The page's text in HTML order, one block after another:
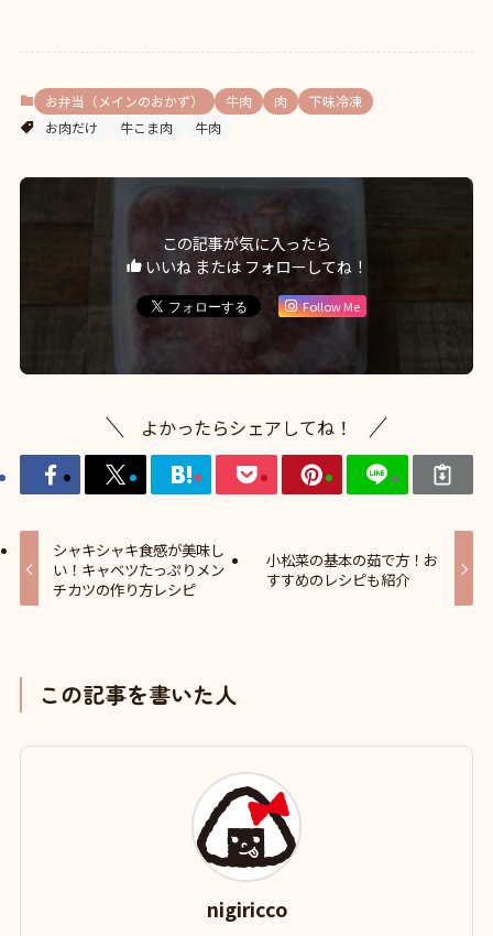
お弁当（メインのおかず） 牛肉 肉
下味冷凍
お肉だけ
牛こま肉 牛肉
この記事が気に入ったら
いいね または フォローしてね！
Follow Me
よかったらシェアしてね！
シャキシャキ食感が美味し
い！キャベツたっぷりメン
チカツの作り方レシピ
小松菜の基本の茹で方！お
すすめのレシピも紹介
この記事を書いた人
nigiricco